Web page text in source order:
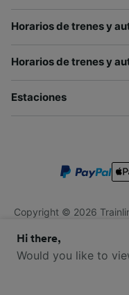
Horarios de trenes y
Horarios de trenes y
Estaciones
Copyright © 2026
Trainline.com Limited
Compañía No.
Hi there,
Would you like to